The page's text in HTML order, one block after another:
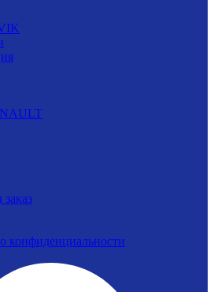
заказ
конфиденциальности